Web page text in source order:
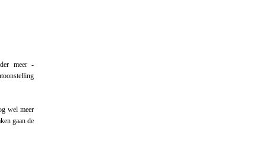
meer -
wel meer
gaan de